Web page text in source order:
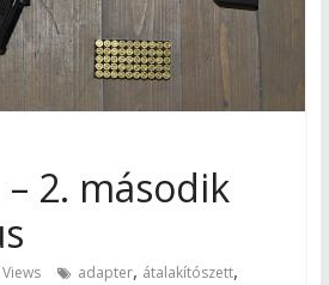
– 2. második
adapter, átalakítószett,